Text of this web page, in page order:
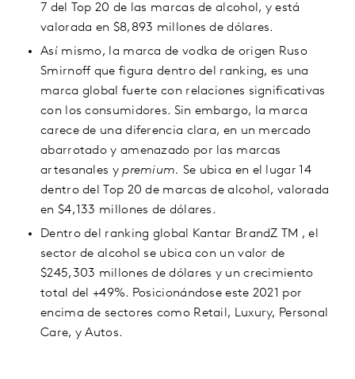
7 del Top 20 de las marcas de alcohol, y está
valorada en $8,893 millones de dólares.
Así mismo, la marca de vodka de origen Ruso
Smirnoff que figura dentro del ranking, es una
marca global fuerte con relaciones significativas
con los consumidores. Sin embargo, la marca
carece de una diferencia clara, en un mercado
abarrotado y amenazado por las marcas
artesanales ypremium. Se ubica en el lugar 14
dentro del Top 20 de marcas de alcohol, valorada
en $4,133 millones de dólares.
Dentro del ranking global Kantar BrandZ TM , el
sector de alcohol se ubica con un valor de
$245,303 millones de dólares y un crecimiento
total del +49%. Posicionándose este 2021 por
encima de sectores como Retail, Luxury, Personal
Care, y Autos.